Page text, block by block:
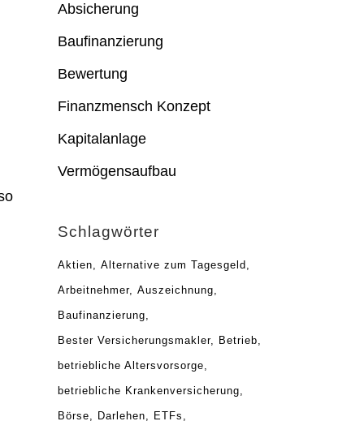
Absicherung
Baufinanzierung
Bewertung
Finanzmensch Konzept
Kapitalanlage
Vermögensaufbau
Schlagwörter
Aktien Alternative zum Tagesgeld
Arbeitnehmer Auszeichnung
Baufinanzierung
Bester Versicherungsmakler Betrieb
betriebliche Altersvorsorge
betriebliche Krankenversicherung
Börse Darlehen ETFs